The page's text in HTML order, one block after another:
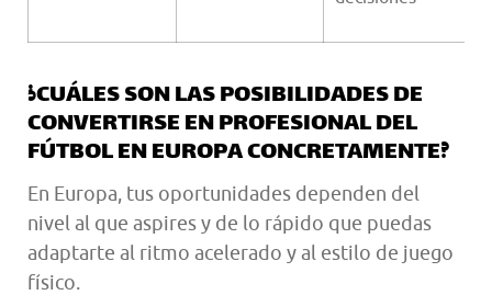
¿CUÁLES SON LAS POSIBILIDADES DE
CONVERTIRSE EN PROFESIONAL DEL
FÚTBOL EN EUROPA CONCRETAMENTE?
En Europa, tus oportunidades dependen del
nivel al que aspires y de lo rápido que puedas
adaptarte al ritmo acelerado y al estilo de juego
físico.